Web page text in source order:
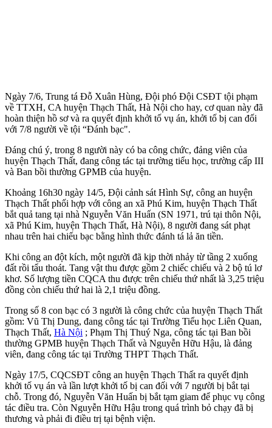
Ngày 7/6, Trung tá Đỗ Xuân Hùng, Đội phó Đội CSĐT tội phạm
về TTXH, CA huyện Thạch Thất, Hà Nội cho hay, cơ quan này đã
hoàn thiện hồ sơ và ra quyết định khởi tố vụ án, khởi tố bị can đối
với 7/8 người về tội “Đánh bạc".
Đáng chú ý, trong 8 người này có ba công chức, đảng viên của
huyện Thạch Thất, đang công tác tại trường tiểu học, trường cấp III
và Ban bồi thường GPMB của huyện.
Khoảng 16h30 ngày 14/5, Đội cảnh sát Hình Sự, công an huyện
Thạch Thất phối hợp với công an xã Phú Kim, huyện Thạch Thất
bắt quả tang tại nhà Nguyễn Văn Huấn (SN 1971, trú tại thôn Nội,
xã Phú Kim, huyện Thạch Thất, Hà Nội), 8 người đang sát phạt
nhau trên hai chiếu bạc bằng hình thức đánh tá lả ăn tiền.
Khi công an đột kích, một người đã kịp thời nhảy từ tầng 2 xuống
đất rồi tẩu thoát. Tang vật thu được gồm 2 chiếc chiếu và 2 bộ tú lơ
khơ. Số lượng tiền CQCA thu được trên chiếu thứ nhất là 3,25 triệu
đồng còn chiếu thứ hai là 2,1 triệu đồng.
Trong số 8 con bạc có 3 người là công chức của huyện Thạch Thất
gồm: Vũ Thị Dung, đang công tác tại Trường Tiểu học Liên Quan,
Thạch Thất, Hà Nội ; Phạm Thị Thuý Nga, công tác tại Ban bồi
thường GPMB huyện Thạch Thất và Nguyễn Hữu Hậu, là đảng
viên, đang công tác tại Trường THPT Thạch Thất.
Ngày 17/5, CQCSĐT công an huyện Thạch Thất ra quyết định
khởi tố vụ án và lần lượt khởi tố bị can đối với 7 người bị bắt tại
chỗ. Trong đó, Nguyễn Văn Huấn bị bắt tạm giam để phục vụ công
tác điều tra. Còn Nguyễn Hữu Hậu trong quá trình bỏ chạy đã bị
thương và phải đi điều trị tại bệnh viện.